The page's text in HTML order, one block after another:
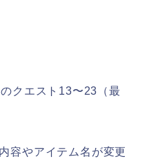
クエスト13〜23（最
やアイテム名が変更